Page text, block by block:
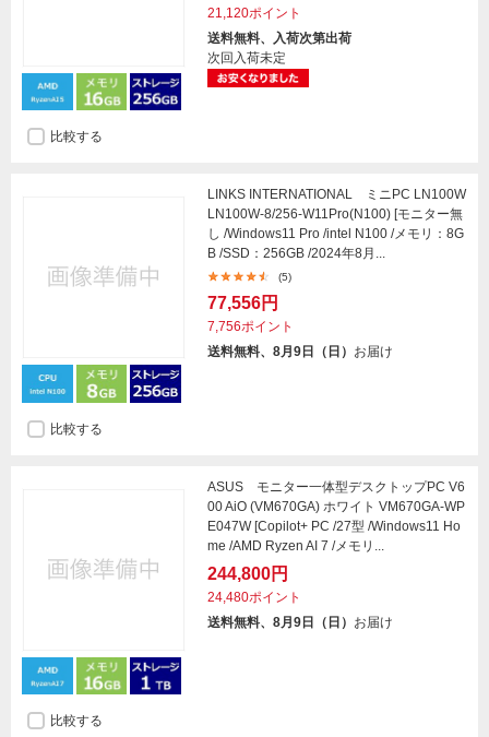
21,120ポイント
送料無料、入荷次第出荷
次回入荷未定
比較する
LINKS INTERNATIONAL ミニPC LN100W
LN100W-8/256-W11Pro(N100) [モニター無
し /Windows11 Pro /intel N100 /メモリ：8G
B /SSD：256GB /2024年8月...
(5)
77,556円
7,756ポイント
送料無料、8月9日（日） お届け
比較する
ASUS モニター一体型デスクトップPC V6
00 AiO (VM670GA) ホワイト VM670GA-WP
E047W [Copilot+ PC /27型 /Windows11 Ho
me /AMD Ryzen AI 7 /メモリ...
244,800円
24,480ポイント
送料無料、8月9日（日） お届け
比較する